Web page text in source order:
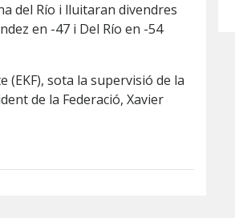
del Río i lluitaran divendres
en -47 i Del Río en -54
(EKF), sota la supervisió de la
de la Federació, Xavier